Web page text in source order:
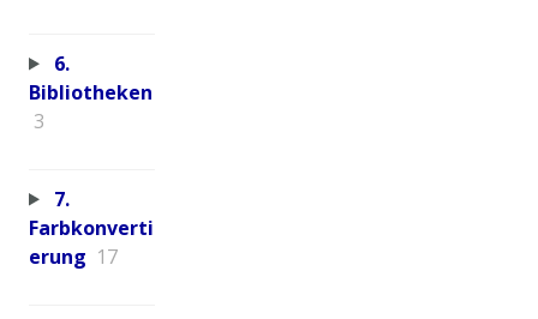
6.
Bibliotheken
3
7.
Farbkonverti
erung 17